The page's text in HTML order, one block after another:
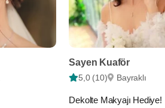
Sayen Kuaför
5,0 (10) Bayraklı
Dekolte Makyajı Hediye!